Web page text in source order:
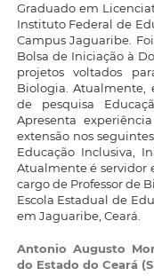
Graduado em
Instituto Federal de
Campus Jaguaribe.
Bolsa de Iniciação à
projetos voltados
Biologia. Atualmente,
de pesquisa
Apresenta
extensão nos
Educação Inclusiva,
Atualmente é servidor
cargo de Professor de
Escola Estadual de
em Jaguaribe, Ceará.
Antonio Augusto
do Estado do Ceará